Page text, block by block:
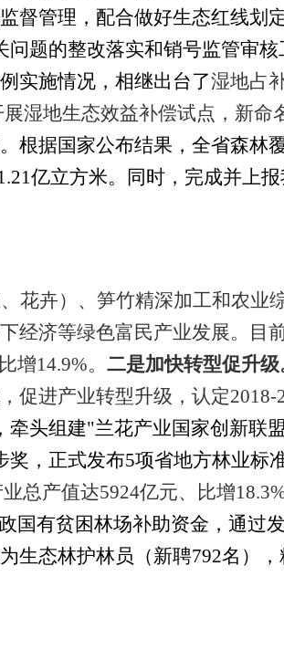
督管理，配合做好生态红线划
题的整改落实和销号监管审核
实施情况，相继出台了湿地占
湿地生态效益补偿试点，新命
根据国家公布结果，全省森林
亿立方米。同时，完成并上
花卉）、笋竹精深加工和农业
经济等绿色富民产业发展。目
增14.9%。 二是加快转型促升级
促进产业转型升级，认定2018-
头组建"兰花产业国家创新联
奖，正式发布5项省地方林业标准
总产值达5924亿元、比增
国有贫困林场补助资金，通过
生态林护林员（新聘792名）